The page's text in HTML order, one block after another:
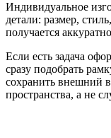
Индивидуальное
детали: размер,
получается
Если есть задача
сразу подобрать
сохранить внешний
пространства, а не